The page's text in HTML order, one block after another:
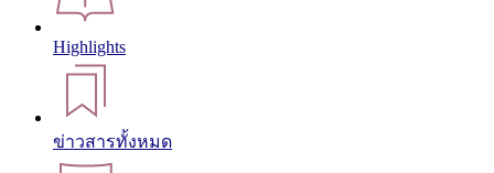
Highlights
ข่าวสารทั้งหมด